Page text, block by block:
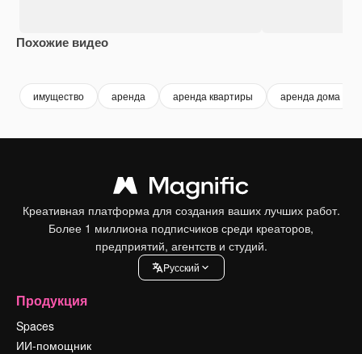
Похожие видео
имущество аренда аренда квартиры аренда дома
Креативная платформа для создания ваших лучших работ.
Более 1 миллиона подписчиков среди креаторов,
предприятий, агентств и студий.
Pусский
Продукция
Spaces
ИИ-помощник